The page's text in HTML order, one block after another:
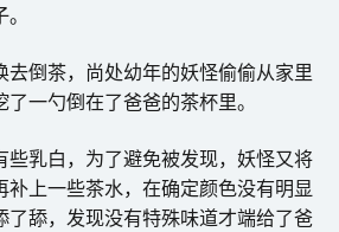
去倒茶，尚处幼年的妖怪偷偷从家里
一勺倒在了爸爸的茶杯里。
些乳白，为了避免被发现，妖怪又将
补上一些茶水，在确定颜色没有明显
了舔，发现没有特殊味道才端给了爸